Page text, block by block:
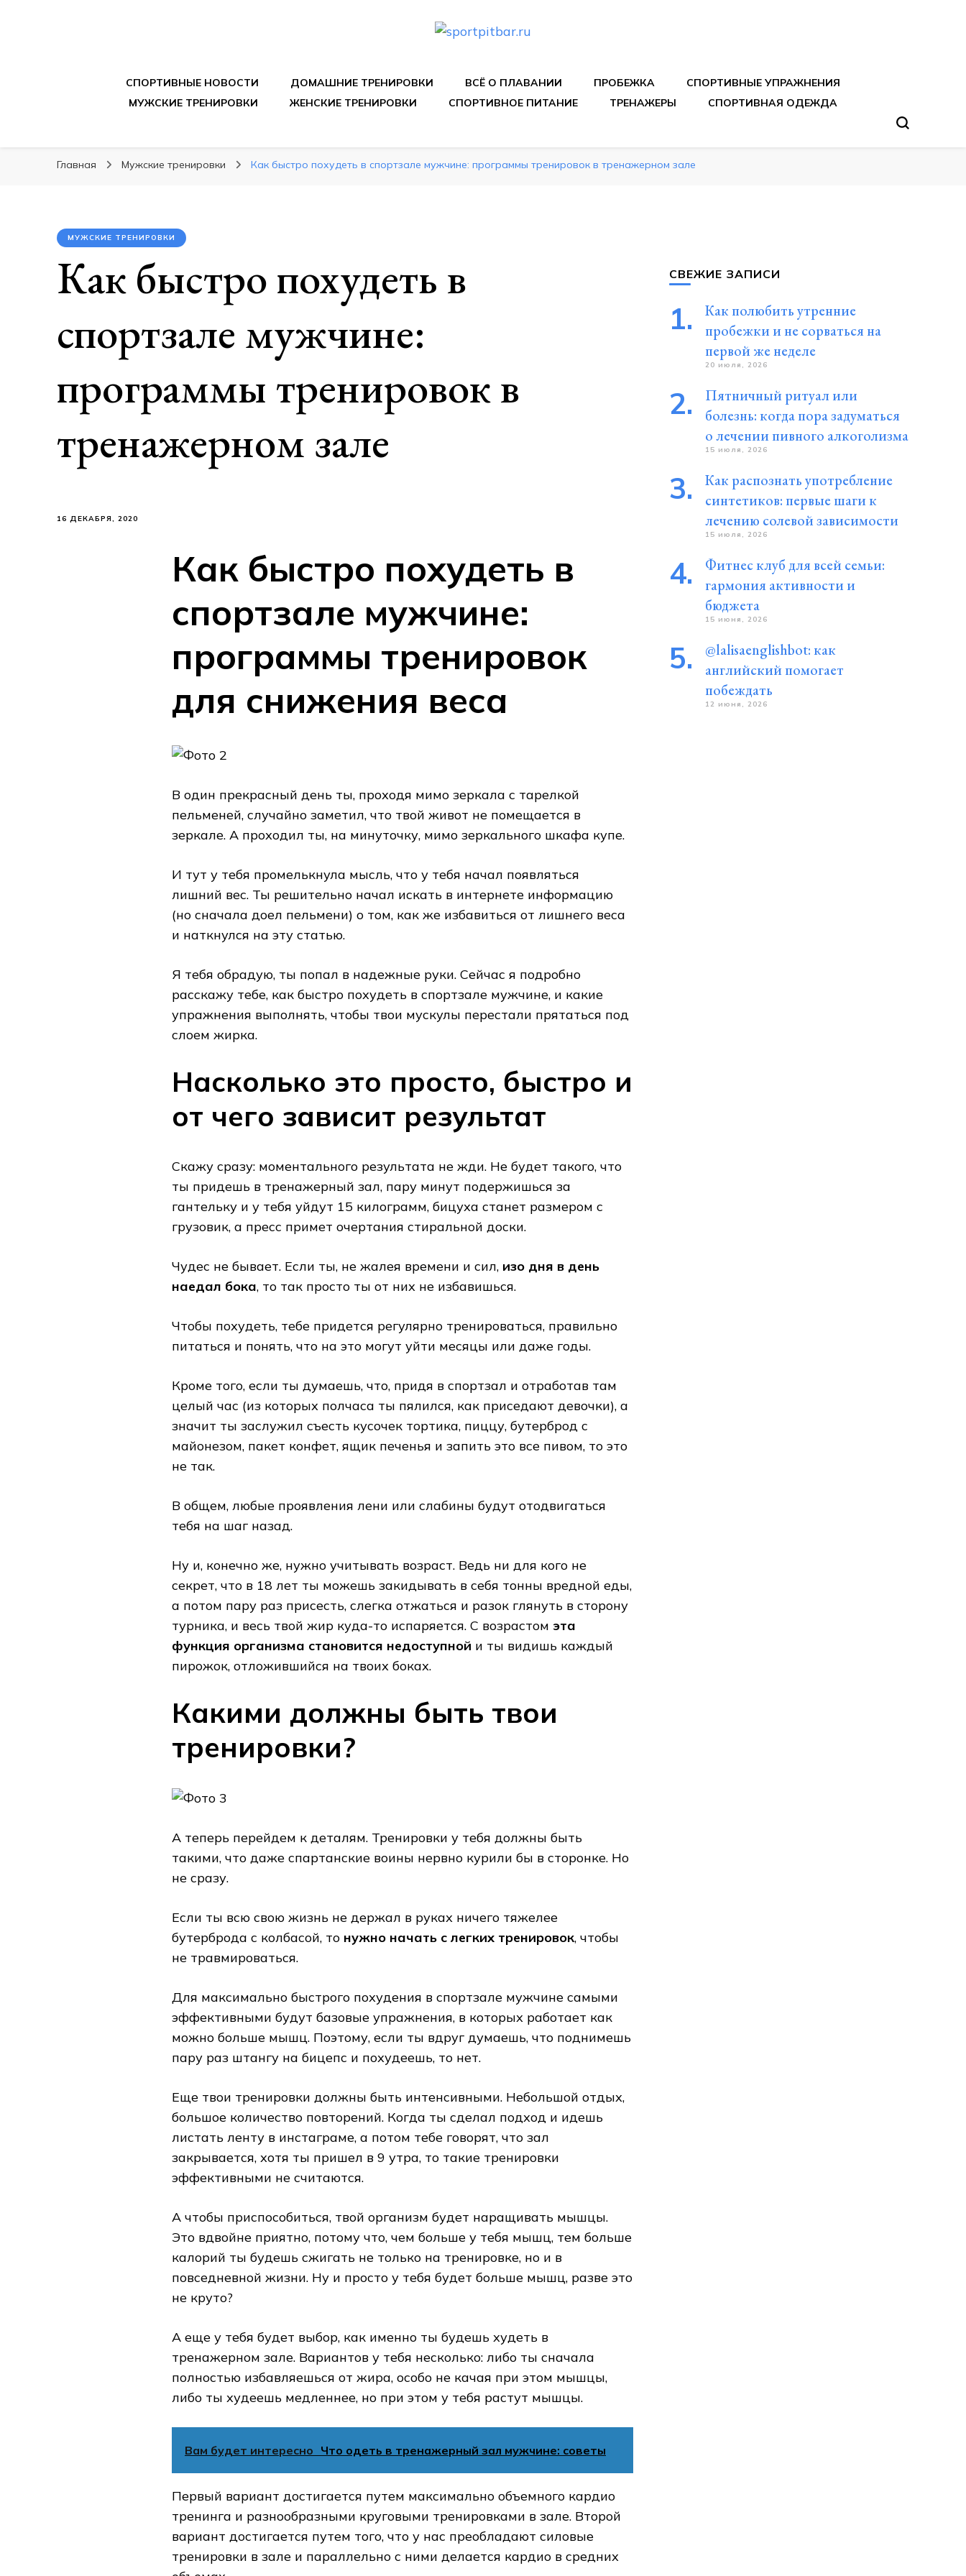
СПОРТИВНЫЕ НОВОСТИ ДОМАШНИЕ ТРЕНИРОВКИ ВСЁ О ПЛАВАНИИ ПРОБЕЖКА
СПОРТИВНЫЕ УПРАЖНЕНИЯ
МУЖСКИЕ ТРЕНИРОВКИ
ЖЕНСКИЕ ТРЕНИРОВКИ СПОРТИВНОЕ ПИТАНИЕ ТРЕНАЖЕРЫ СПОРТИВНАЯ ОДЕЖДА
Главная Мужские тренировки Как быстро похудеть в спортзале мужчине: программы тренировок в тренажерном зале
МУЖСКИЕ ТРЕНИРОВКИ
Как быстро похудеть в
спортзале мужчине:
программы тренировок в
тренажерном зале
16 ДЕКАБРЯ, 2020
Как быстро похудеть в
спортзале мужчине:
программы тренировок
для снижения веса
В один прекрасный день ты, проходя мимо зеркала с тарелкой
пельменей, случайно заметил, что твой живот не помещается в
зеркале. А проходил ты, на минуточку, мимо зеркального шкафа купе.
И тут у тебя промелькнула мысль, что у тебя начал появляться
лишний вес. Ты решительно начал искать в интернете информацию
(но сначала доел пельмени) о том, как же избавиться от лишнего веса
и наткнулся на эту статью.
Я тебя обрадую, ты попал в надежные руки. Сейчас я подробно
расскажу тебе, как быстро похудеть в спортзале мужчине, и какие
упражнения выполнять, чтобы твои мускулы перестали прятаться под
слоем жирка.
Насколько это просто, быстро и
от чего зависит результат
Скажу сразу: моментального результата не жди. Не будет такого, что
ты придешь в тренажерный зал, пару минут подержишься за
гантельку и у тебя уйдут 15 килограмм, бицуха станет размером с
грузовик, а пресс примет очертания стиральной доски.
Чудес не бывает. Если ты, не жалея времени и сил, изо дня в день
наедал бока, то так просто ты от них не избавишься.
Чтобы похудеть, тебе придется регулярно тренироваться, правильно
питаться и понять, что на это могут уйти месяцы или даже годы.
Кроме того, если ты думаешь, что, придя в спортзал и отработав там
целый час (из которых полчаса ты пялился, как приседают девочки), а
значит ты заслужил съесть кусочек тортика, пиццу, бутерброд с
майонезом, пакет конфет, ящик печенья и запить это все пивом, то это
не так.
В общем, любые проявления лени или слабины будут отодвигаться
тебя на шаг назад.
Ну и, конечно же, нужно учитывать возраст. Ведь ни для кого не
секрет, что в 18 лет ты можешь закидывать в себя тонны вредной еды,
а потом пару раз присесть, слегка отжаться и разок глянуть в сторону
турника, и весь твой жир куда-то испаряется. С возрастом эта
функция организма становится недоступной и ты видишь каждый
пирожок, отложившийся на твоих боках.
Какими должны быть твои
тренировки?
А теперь перейдем к деталям. Тренировки у тебя должны быть
такими, что даже спартанские воины нервно курили бы в сторонке. Но
не сразу.
Если ты всю свою жизнь не держал в руках ничего тяжелее
бутерброда с колбасой, то нужно начать с легких тренировок, чтобы
не травмироваться.
Для максимально быстрого похудения в спортзале мужчине самыми
эффективными будут базовые упражнения, в которых работает как
можно больше мышц. Поэтому, если ты вдруг думаешь, что поднимешь
пару раз штангу на бицепс и похудеешь, то нет.
Еще твои тренировки должны быть интенсивными. Небольшой отдых,
большое количество повторений. Когда ты сделал подход и идешь
листать ленту в инстаграме, а потом тебе говорят, что зал
закрывается, хотя ты пришел в 9 утра, то такие тренировки
эффективными не считаются.
А чтобы приспособиться, твой организм будет наращивать мышцы.
Это вдвойне приятно, потому что, чем больше у тебя мышц, тем больше
калорий ты будешь сжигать не только на тренировке, но и в
повседневной жизни. Ну и просто у тебя будет больше мышц, разве это
не круто?
А еще у тебя будет выбор, как именно ты будешь худеть в
тренажерном зале. Вариантов у тебя несколько: либо ты сначала
полностью избавляешься от жира, особо не качая при этом мышцы,
либо ты худеешь медленнее, но при этом у тебя растут мышцы.
Вам будет интересно Что одеть в тренажерный зал мужчине: советы
Первый вариант достигается путем максимально объемного кардио
тренинга и разнообразными круговыми тренировками в зале. Второй
вариант достигается путем того, что у нас преобладают силовые
тренировки в зале и параллельно с ними делается кардио в средних
СВЕЖИЕ ЗАПИСИ
Как полюбить утренние
пробежки и не сорваться на
первой же неделе
20 июля, 2026
Пятничный ритуал или
болезнь: когда пора задуматься
о лечении пивного алкоголизма
15 июля, 2026
Как распознать употребление
синтетиков: первые шаги к
лечению солевой зависимости
15 июля, 2026
Фитнес клуб для всей семьи:
гармония активности и
бюджета
15 июня, 2026
@lalisaenglishbot: как
английский помогает
побеждать
12 июня, 2026